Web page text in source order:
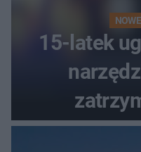
15-latek